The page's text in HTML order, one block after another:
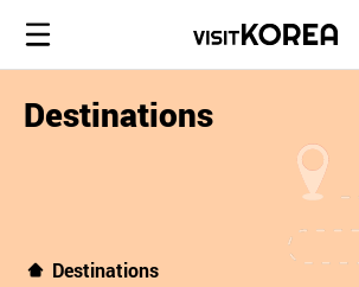
Destinations
Destinations